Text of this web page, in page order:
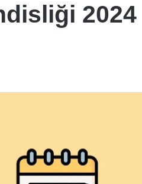
2024